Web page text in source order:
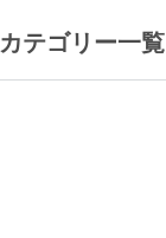
カテゴリー一覧